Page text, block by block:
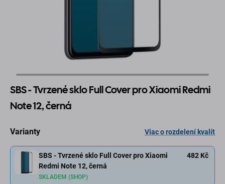
SBS - Tvrzené sklo Full Cover pro Xiaomi Redmi
Note 12, černá
Varianty Viac o rozdelení kvalít
SBS - Tvrzené sklo Full Cover pro Xiaomi
Redmi Note 12, černá
482 Kč
SKLADEM (SHOP)